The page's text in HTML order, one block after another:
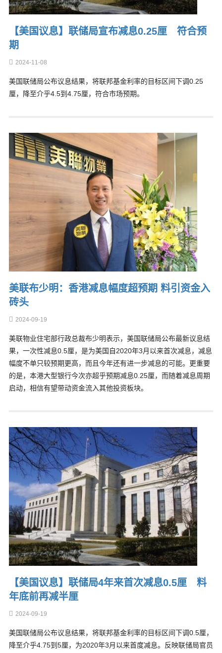
【美国议息】联储局宣布减息0.25厘 符合预
期
2024-11-08
美国联储局公布议息结果，将联邦基金利率的目标区间下调0.25
厘，降至介乎4.5到4.75厘，符合市场预期。
美联布少明：香港减息幅度超预期 料引资金入
砖头
2024-09-19
美联物业住宅部行政总裁布少明表示，美国联储局公布最新议息结
果，一次性减息0.5厘，是为美国自2020年3月以来首次减息，减息
幅度不单只较预期更高，而且今年还有进一步减息的可能。更重要
的是，本港大型银行今次亦超乎预期减息0.25厘，而随着减息周期
启动，相信有望带动资金流入其他投资板块。
【美国议息】联储局4年来首次减息0.5厘 料
年底前再减半厘
2024-09-19
美国联储局公布议息结果，将联邦基金利率的目标区间下调0.5厘，
降至介乎4.75到5厘，为2020年3月以来首度减息。反映联储局官员